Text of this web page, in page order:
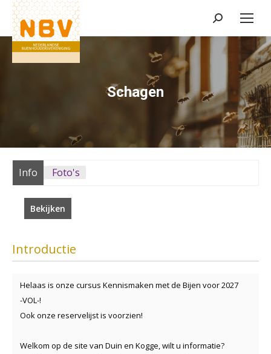
Zoeken:
Schagen
Info Foto's
Bekijken
Introductie
Helaas is onze cursus Kennismaken met de Bijen voor 2027
-VOL-!
Ook onze reservelijst is voorzien!
Welkom op de site van Duin en Kogge, wilt u informatie?